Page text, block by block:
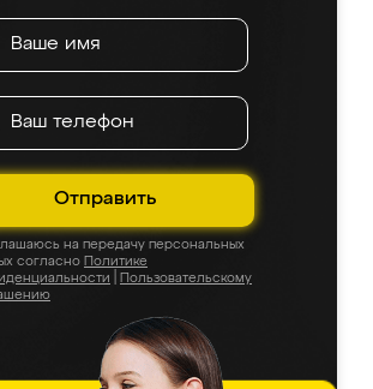
Отправить
на передачу персональных
согласно Политике
Пользовательскому